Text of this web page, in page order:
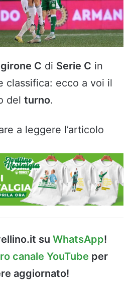
girone C di Serie C in
classifica: ecco a voi il
del turno.
a leggere l’articolo
su WhatsApp!
canale YouTube per
aggiornato!